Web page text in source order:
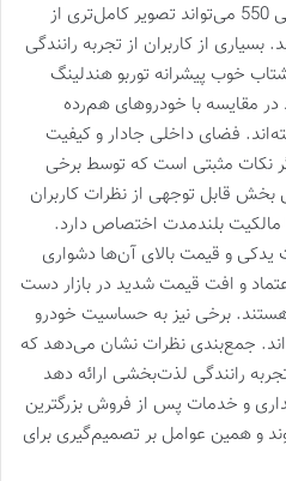
بررسی نظرات مالکان واقعی ام جی 550 می‌تواند تصویر کامل‌تری از
بسیاری از کاربران از تجربه رانندگی
خوب پیشرانه توربو هندلینگ
مقایسه با خودروهای هم‌رده
فضای داخلی جادار و کیفیت
نکات مثبتی است که توسط برخی
قابل توجهی از نظرات کاربران
بلندمدت اختصاص دارد.
یدکی و قیمت بالای آن‌ها دشواری
و افت قیمت شدید در بازار دست
هستند. برخی نیز به حساسیت خودرو
جمع‌بندی نظرات نشان می‌دهد که
550 می‌تواند تجربه رانندگی لذت‌بخشی ارائه دهد
و خدمات پس از فروش بزرگترین
و همین عوامل بر تصمیم‌گیری برای